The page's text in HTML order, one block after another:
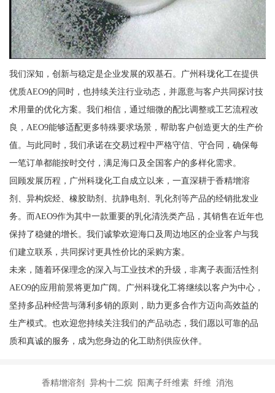
我们深知，创新与稳定是企业发展的双基石。广州科珑化工在提供
优质AEO9的同时，也持续关注行业动态，并愿意与客户共同探讨技
术用量的优化方案。我们相信，通过细微的配比调整或工艺流程改
良，AEO9能够适配更多特殊要求场景，帮助客户创造更大的生产价
值。与此同时，我们承诺在交易过程中严格守信、守合同，确保每
一笔订单都能按时交付，满足海口及全国客户的多样化需求。
回顾发展历程，广州科珑化工自成立以来，一直深耕于香精增溶
剂、异构烷烃、橡胶助剂、抗静电剂、乳化剂等产品的经销批发业
务。而AEO9作为其中一款重要的乳化清洗类产品，其销售在近年也
保持了稳健的增长。我们诚挚欢迎海口及周边地区的企业客户与我
们建立联系，共同探讨更具性价比的采购方案。
未来，随着环保理念的深入与工业技术的升级，非离子表面活性剂
AEO9的应用前景将更加广阔。广州科珑化工将继续以客户为中心，
坚持多品种经营与薄利多销的原则，助力更多合作方迈向高效益的
生产模式。也欢迎您持续关注我们的产品动态，我们愿以可靠的品
质和真诚的服务，成为您身边的化工助剂供应伙伴。
香精增溶剂 异构十二烷 阳离子纤维素 纤维 消泡